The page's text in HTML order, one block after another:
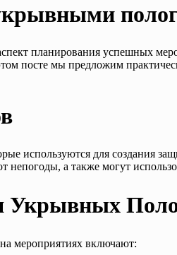
планирования успешных
посте мы предложим
используются для создания
а также могут
Укрывных
мероприятиях включают: